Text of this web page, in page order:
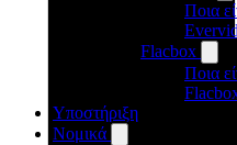
Ποια
Flacbox
Ποια
Υποστήριξη
Νομικά